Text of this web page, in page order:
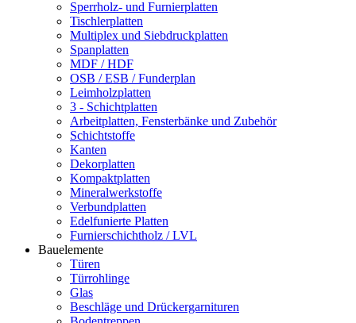
Sperrholz- und Furnierplatten
Tischlerplatten
Multiplex und Siebdruckplatten
Spanplatten
MDF / HDF
OSB / ESB / Funderplan
Leimholzplatten
3 - Schichtplatten
Arbeitplatten, Fensterbänke und Zubehör
Schichtstoffe
Kanten
Dekorplatten
Kompaktplatten
Mineralwerkstoffe
Verbundplatten
Edelfunierte Platten
Furnierschichtholz / LVL
Bauelemente
Türen
Türrohlinge
Glas
Beschläge und Drückergarnituren